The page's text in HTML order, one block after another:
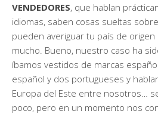
VENDEDORES, que hablan
idiomas, saben cosas sueltas
pueden averiguar tu país de origen
mucho. Bueno, nuestro caso ha
íbamos vestidos de marcas
español y dos portugueses y
Europa del Este entre nosotros…
poco, pero en un momento nos